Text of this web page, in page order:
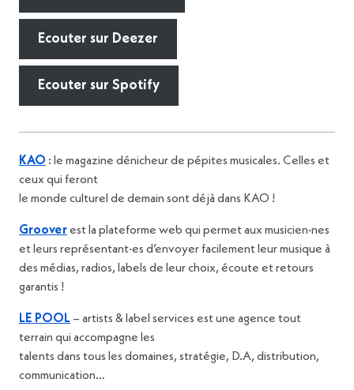
Ecouter sur Deezer
Ecouter sur Spotify
KAO : le magazine dénicheur de pépites musicales. Celles et
ceux qui feront
le monde culturel de demain sont déjà dans KAO !
Grooverest la plateforme web qui permet aux musicien·nes
et leurs représentant·es d’envoyer facilement leur musique à
des médias, radios, labels de leur choix, écoute et retours
garantis !
LE POOL – artists & label services est une agence tout
terrain qui accompagne les
talents dans tous les domaines, stratégie, D.A, distribution,
communication…